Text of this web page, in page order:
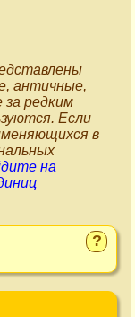
античные,
за редким
Если
в
на
?